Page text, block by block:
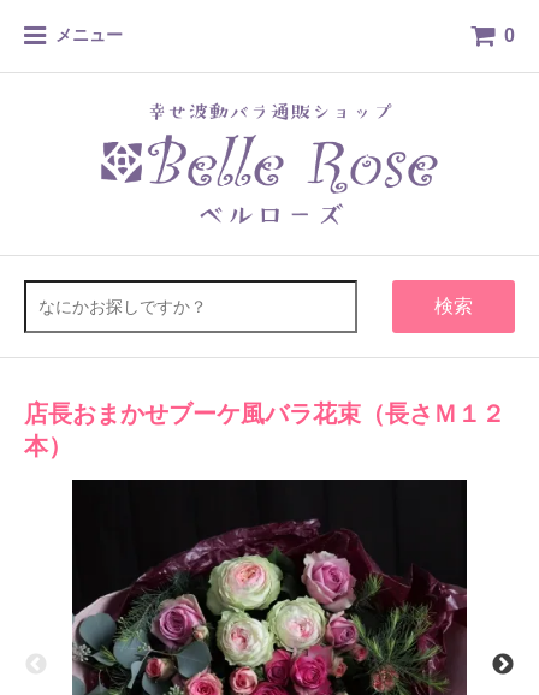
メニュー 0
検索
店長おまかせブーケ風バラ花束（長さＭ１２
本）